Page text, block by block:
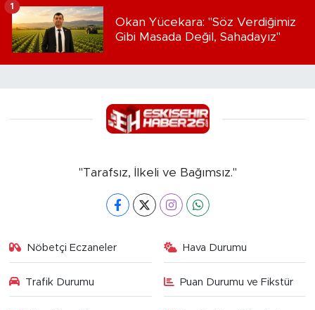
Okan Yücekara: "Söz Verdiğimiz
Gibi Masada Değil, Sahadayız"
1
"Tarafsız, İlkeli ve Bağımsız."
Nöbetçi Eczaneler Hava Durumu
Trafik Durumu Puan Durumu ve Fikstür